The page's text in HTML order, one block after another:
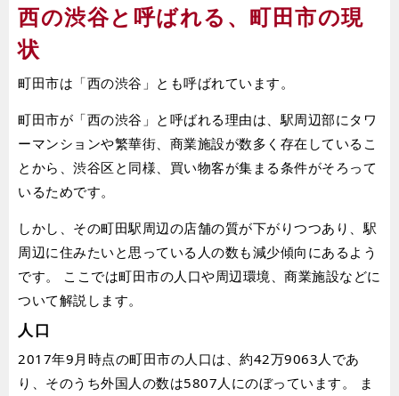
西の渋谷と呼ばれる、町田市の現
状
町田市は「西の渋谷」とも呼ばれています。
町田市が「西の渋谷」と呼ばれる理由は、駅周辺部にタワ
ーマンションや繁華街、商業施設が数多く存在しているこ
とから、渋谷区と同様、買い物客が集まる条件がそろって
いるためです。
しかし、その町田駅周辺の店舗の質が下がりつつあり、駅
周辺に住みたいと思っている人の数も減少傾向にあるよう
です。 ここでは町田市の人口や周辺環境、商業施設などに
ついて解説します。
人口
2017年9月時点の町田市の人口は、約42万9063人であ
り、そのうち外国人の数は5807人にのぼっています。 ま